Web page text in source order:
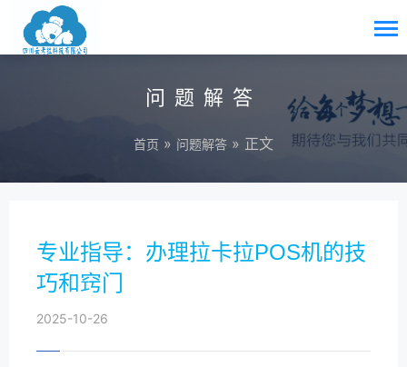
问题解答
首页 » 问题解答 » 正文
专业指导：办理拉卡拉POS机的技
巧和窍门
2025-10-26